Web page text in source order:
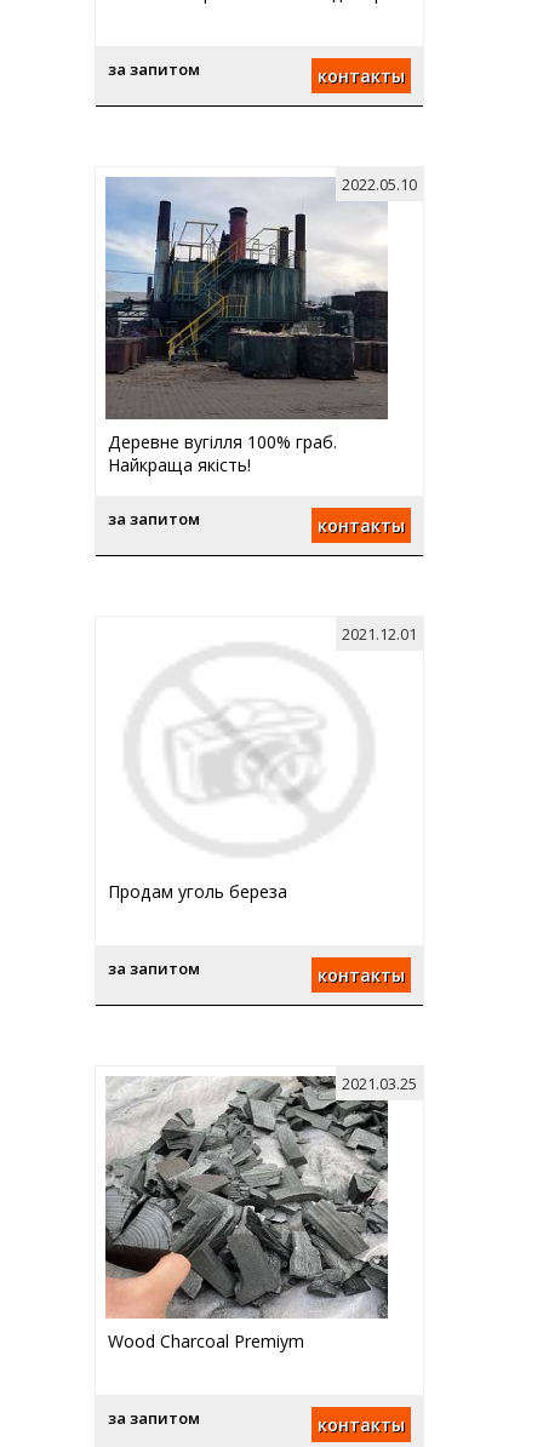
за запитом контакты
Деревне вугілля 100% граб.
Найкраща якість!
за запитом контакты
2022.05.10
Продам уголь береза
за запитом контакты
2021.12.01
Wood Charcoal Premiym
за запитом контакты
2021.03.25